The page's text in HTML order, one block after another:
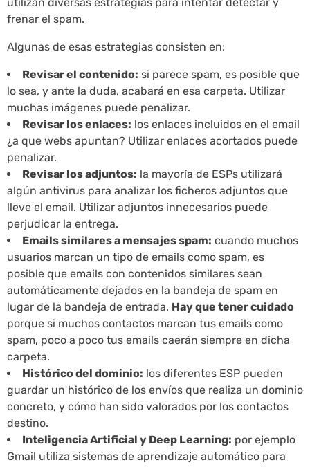
frenar el spam.
Algunas de esas estrategias consisten en:
Revisar el contenido: si parece spam, es posible que
lo sea, y ante la duda, acabará en esa carpeta. Utilizar
muchas imágenes puede penalizar.
Revisar los enlaces: los enlaces incluidos en el email
¿a que webs apuntan? Utilizar enlaces acortados puede
penalizar.
Revisar los adjuntos: la mayoría de ESPs utilizará
algún antivirus para analizar los ficheros adjuntos que
lleve el email. Utilizar adjuntos innecesarios puede
perjudicar la entrega.
Emails similares a mensajes spam: cuando muchos
usuarios marcan un tipo de emails como spam, es
posible que emails con contenidos similares sean
automáticamente dejados en la bandeja de spam en
lugar de la bandeja de entrada. Hay que tener cuidado
porque si muchos contactos marcan tus emails como
spam, poco a poco tus emails caerán siempre en dicha
carpeta.
Histórico del dominio: los diferentes ESP pueden
guardar un histórico de los envíos que realiza un dominio
concreto, y cómo han sido valorados por los contactos
destino.
Inteligencia Artificial y Deep Learning: por ejemplo
Gmail utiliza sistemas de aprendizaje automático para